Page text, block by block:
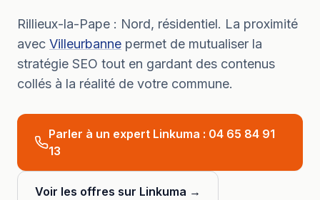
Rillieux-la-Pape : Nord, résidentiel. La proximité
avec Villeurbanne permet de mutualiser la
stratégie SEO tout en gardant des contenus
collés à la réalité de votre commune.
Parler à un expert Linkuma : 04 65 84 91
13
Voir les offres sur Linkuma →